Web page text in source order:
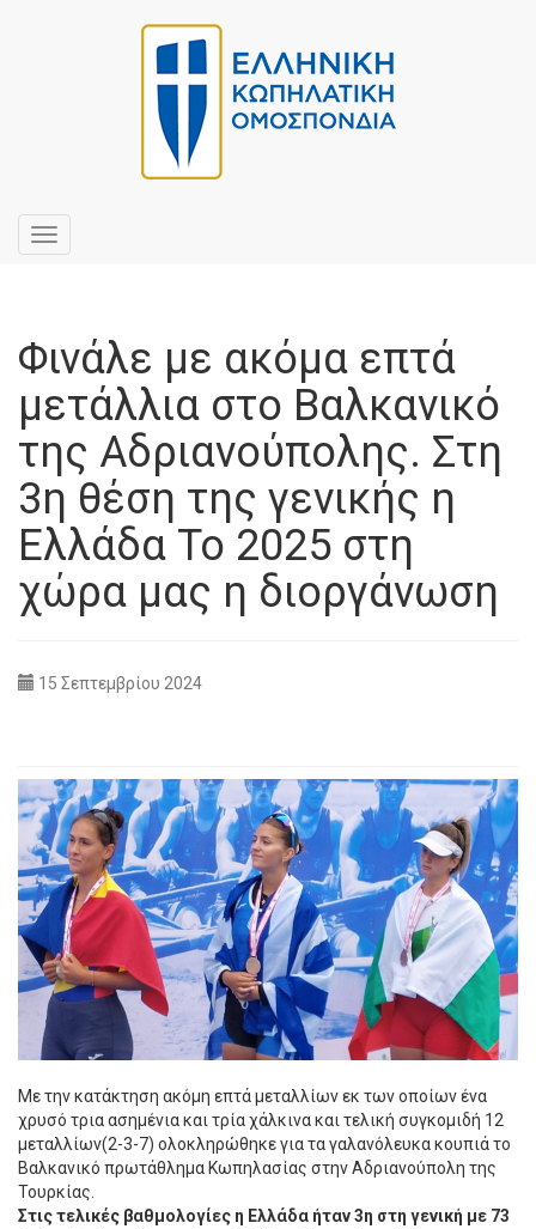
Toggle
navigation
Φινάλε με ακόμα επτά
μετάλλια στο Βαλκανικό
της Αδριανούπολης. Στη
3η θέση της γενικής η
Ελλάδα Το 2025 στη
χώρα μας η διοργάνωση
15 Σεπτεμβρίου 2024
Με την κατάκτηση ακόμη επτά μεταλλίων εκ των οποίων ένα
χρυσό τρια ασημένια και τρία χάλκινα και τελική συγκομιδή 12
μεταλλίων(2-3-7) ολοκληρώθηκε για τα γαλανόλευκα κουπιά το
Βαλκανικό πρωτάθλημα Κωπηλασίας στην Αδριανούπολη της
Τουρκίας.
Στις τελικές βαθμολογίες η Ελλάδα ήταν 3η στη γενική με 73